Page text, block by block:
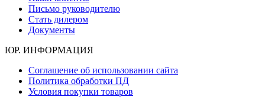
Письмо руководителю
Стать дилером
Документы
ЮР. ИНФОРМАЦИЯ
Соглашение об использовании сайта
Политика обработки ПД
Условия покупки товаров